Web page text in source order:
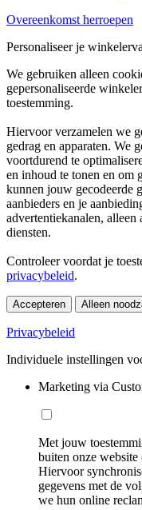
Overeenkomst herroepen
Personaliseer je
We gebruiken alleen
gepersonaliseerde
toestemming.
Hiervoor verzamelen we
gedrag en apparaten. We
voortdurend te
en inhoud te tonen en om
kunnen jouw gecodeerde
aanbieders en je
advertentiekanalen,
diensten.
Controleer voordat je
privacybeleid.
Accepteren Alleen
Privacybeleid
Individuele instellingen
Marketing via
Met jouw
buiten onze website
Hiervoor
gegevens met de
we hun online